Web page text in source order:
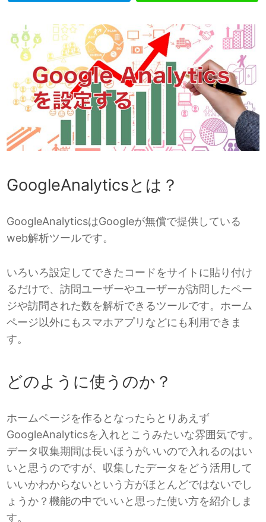
GoogleAnalyticsとは？
GoogleAnalyticsはGoogleが無償で提供している
web解析ツールです。
いろいろ設定してできたコードをサイトに貼り付け
るだけで、訪問ユーザーやユーザーが訪問したペー
ジや訪問された数を解析できるツールです。ホーム
ページ以外にもスマホアプリなどにも利用できま
す。
どのように使うのか？
ホームページを作るとなったらとりあえず
GoogleAnalyticsを入れとこうみたいな雰囲気です。
データ収集期間は長いほうがいいので入れるのはい
いと思うのですが、収集したデータをどう活用して
いいかわからないという方がほとんどではないでし
ょうか？機能の中でいいと思った使い方を紹介しま
す。